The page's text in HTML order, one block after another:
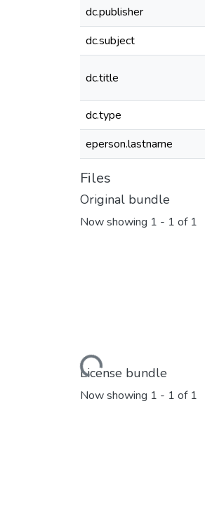
dc.publisher
dc.subject
dc.title
dc.type
eperson.lastname
Files
Original bundle
Now showing 1 - 1 of 1
Loading...
License bundle
Now showing 1 - 1 of 1